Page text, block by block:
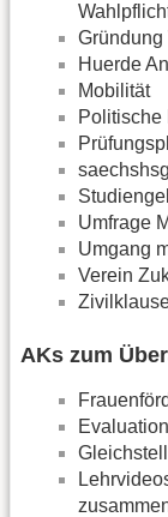
Gründung
Huerde
Mobilität
Politische
saechshsg
Umfrage
Umgang
Verein
AKs zum